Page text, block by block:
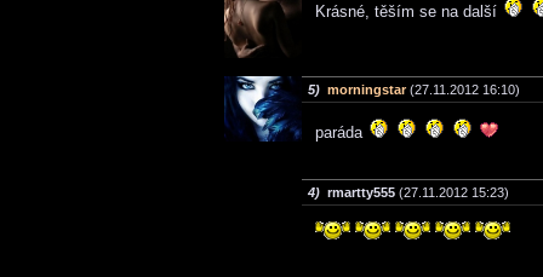
Krásné, těším se na další
5) morningstar(27.11.2012 16:10)
paráda
4) rmartty555 (27.11.2012 15:23)